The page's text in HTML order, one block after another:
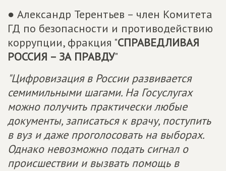
● Александр Терентьев – член Комитета
ГД по безопасности и противодействию
коррупции, фракция "СПРАВЕДЛИВАЯ
РОССИЯ – ЗА ПРАВДУ"
"Цифровизация в России развивается
семимильными шагами. На Госуслугах
можно получить практически любые
документы, записаться к врачу, поступить
в вуз и даже проголосовать на выборах.
Однако невозможно подать сигнал о
происшествии и вызвать помощь в